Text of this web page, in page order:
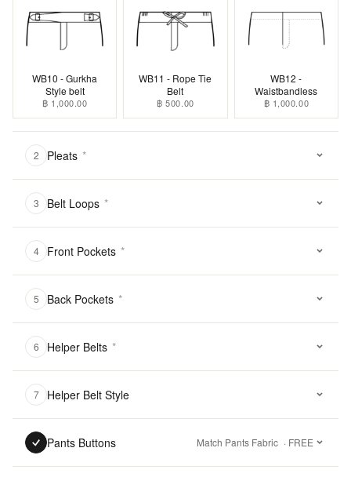
WB10 - Gurkha
Style belt
฿ 1,000.00
WB11 - Rope Tie
Belt
฿ 500.00
WB12 -
Waistbandless
฿ 1,000.00
2 Pleats *
3 Belt Loops *
4 Front Pockets *
5 Back Pockets *
6 Helper Belts *
7 Helper Belt Style
Pants Buttons Match Pants Fabric · FREE